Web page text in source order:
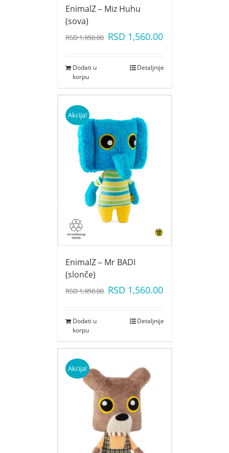
EnimalZ – Miz Huhu
(sova)
RSD1,950.00 RSD 1,560.00
Dodati u
korpu
Detaljnije
Akcija!
EnimalZ – Mr BADI
(slonče)
RSD1,950.00 RSD 1,560.00
Dodati u
korpu
Detaljnije
Akcija!